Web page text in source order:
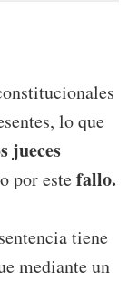
lo que
s jueces
por estefallo.
tiene
mediante un